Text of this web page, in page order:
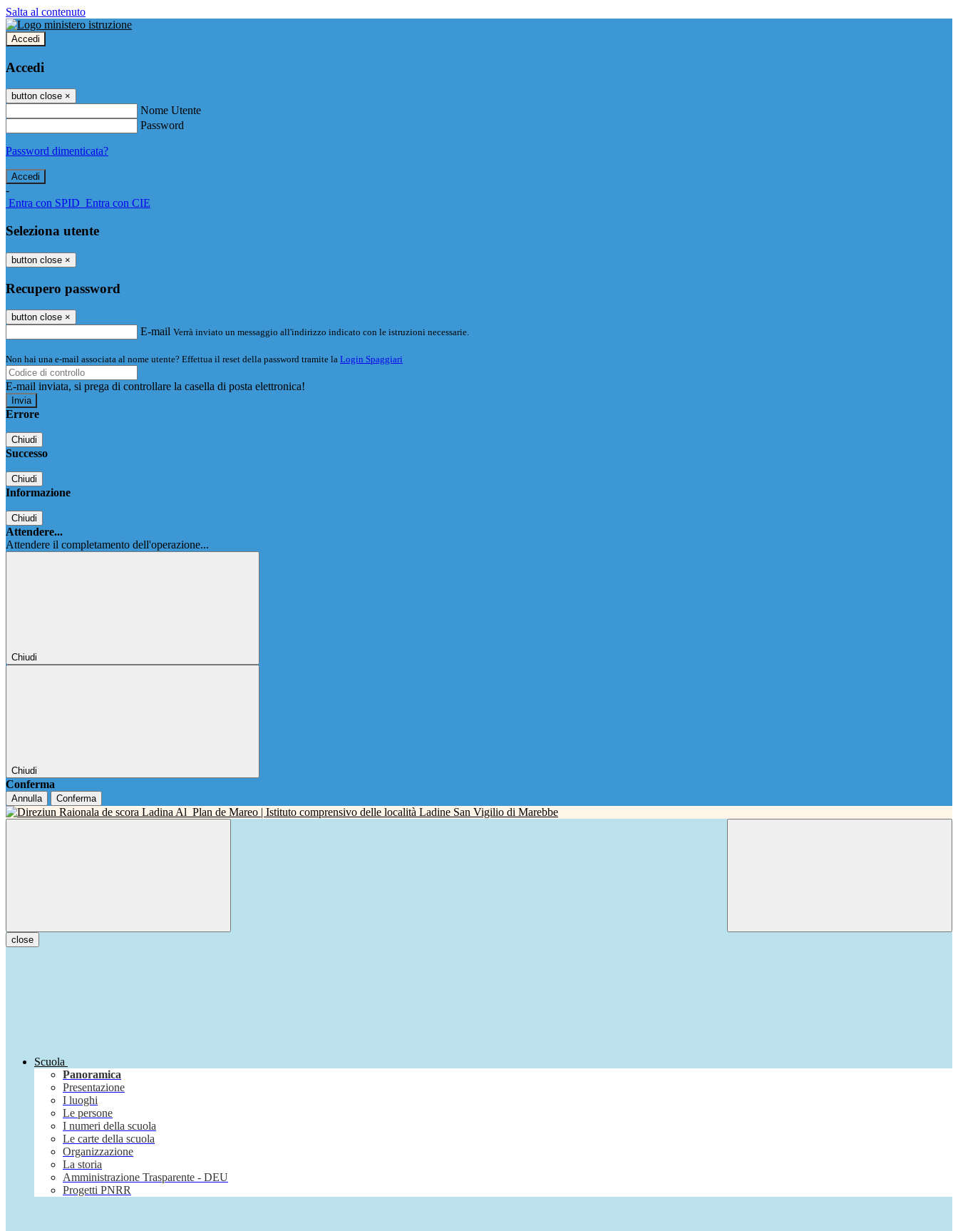
Salta al contenuto
Accedi
Accedi
button close ×
Nome Utente
Password
Password dimenticata?
-
Entra con SPID Entra con CIE
Seleziona utente
button close ×
Recupero password
button close ×
E-mail Verrà inviato un messaggio all'indirizzo indicato con le istruzioni necessarie.
Non hai una e-mail associata al nome utente? Effettua il reset della password tramite la Login Spaggiari
E-mail inviata, si prega di controllare la casella di posta elettronica!
Errore
Chiudi
Successo
Chiudi
Informazione
Chiudi
Attendere...
Attendere il completamento dell'operazione...
Chiudi
Chiudi
Conferma
Annulla Conferma
close
Scuola
Panoramica
Presentazione
I luoghi
Le persone
I numeri della scuola
Le carte della scuola
Organizzazione
La storia
Amministrazione Trasparente - DEU
Progetti PNRR